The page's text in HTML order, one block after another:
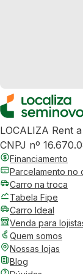
LOCALIZA Rent
CNPJ nº
Financiamento
Parcelamento no
Carro na troca
Tabela Fipe
Carro Ideal
Venda para
Quem somos
Nossas lojas
Blog